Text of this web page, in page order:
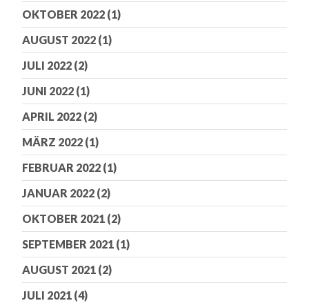
OKTOBER 2022 (1)
AUGUST 2022 (1)
JULI 2022 (2)
JUNI 2022 (1)
APRIL 2022 (2)
MÄRZ 2022 (1)
FEBRUAR 2022 (1)
JANUAR 2022 (2)
OKTOBER 2021 (2)
SEPTEMBER 2021 (1)
AUGUST 2021 (2)
JULI 2021 (4)